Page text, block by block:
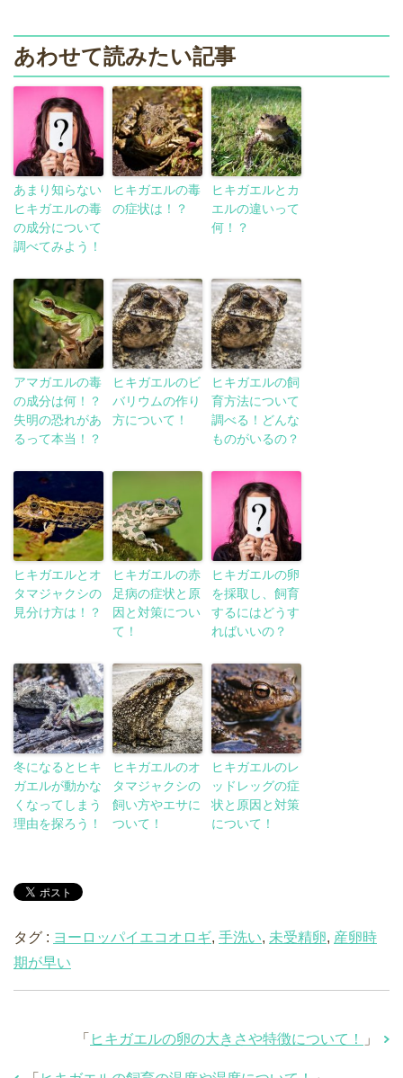
あわせて読みたい記事
あまり知らない
ヒキガエルの毒
の成分について
調べてみよう！
ヒキガエルの毒
の症状は！？
ヒキガエルとカ
エルの違いって
何！？
アマガエルの毒
の成分は何！？
失明の恐れがあ
るって本当！？
ヒキガエルのビ
バリウムの作り
方について！
ヒキガエルの飼
育方法について
調べる！どんな
ものがいるの？
ヒキガエルとオ
タマジャクシの
見分け方は！？
ヒキガエルの赤
足病の症状と原
因と対策につい
て！
ヒキガエルの卵
を採取し、飼育
するにはどうす
ればいいの？
冬になるとヒキ
ガエルが動かな
くなってしまう
理由を探ろう！
ヒキガエルのオ
タマジャクシの
飼い方やエサに
ついて！
ヒキガエルのレ
ッドレッグの症
状と原因と対策
について！
タグ : ヨーロッパイエコオロギ, 手洗い, 未受精卵, 産卵時
期が早い
「 ヒキガエルの卵の大きさや特徴について！ 」